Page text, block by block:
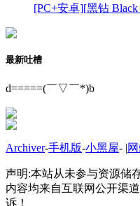
[PC+安卓][黑钻
最新吐槽
d=====(￣▽￣*)b
Archiver-手机版-小黑屋- |
声明:本站从未参与资源储
内容均来自互联网公开渠
诉！